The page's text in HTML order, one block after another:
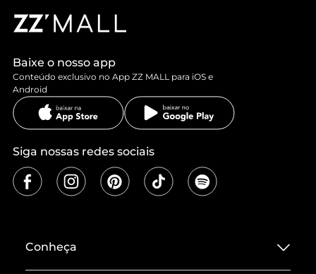
Baixe o nosso app
Conteúdo exclusivo no App ZZ MALL para iOS e
Android
Siga nossas redes sociais
Conheça